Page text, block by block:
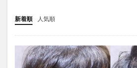
新着順 人気順